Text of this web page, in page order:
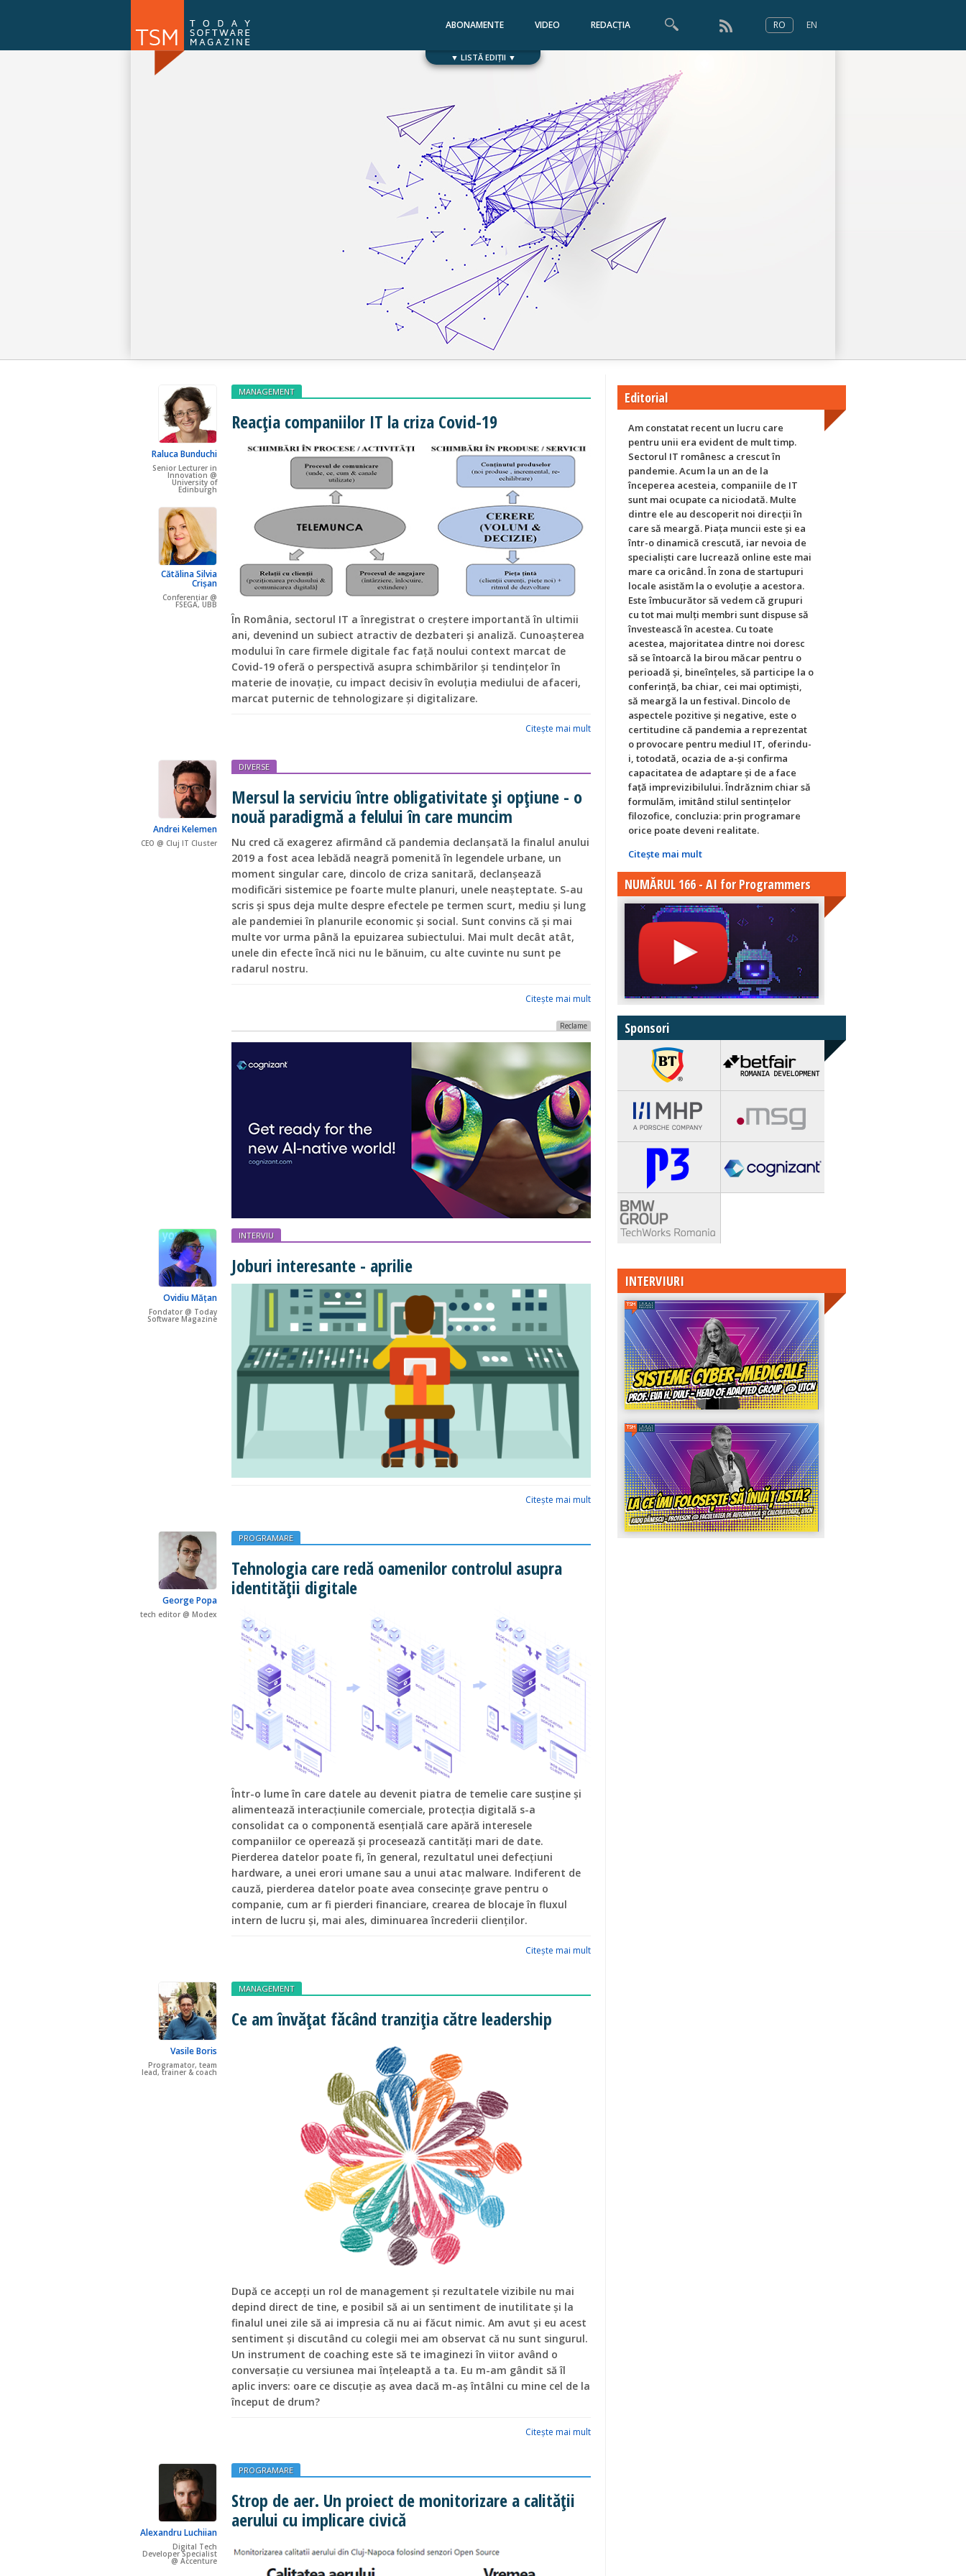
ABONAMENTE VIDEO REDACȚIA RO EN
▼ LISTĂ EDIȚII ▼
Raluca Bunduchi
Senior Lecturer in
Innovation @
University of
Edinburgh
Cătălina Silvia
Crișan
Conferențiar @
FSEGA, UBB
MANAGEMENT
Reacția companiilor IT la criza Covid-19
În România, sectorul IT a înregistrat o creștere importantă în ultimii
ani, devenind un subiect atractiv de dezbateri și analiză. Cunoașterea
modului în care firmele digitale fac față noului context marcat de
Covid-19 oferă o perspectivă asupra schimbărilor și tendințelor în
materie de inovație, cu impact decisiv în evoluția mediului de afaceri,
marcat puternic de tehnologizare și digitalizare.
Citeşte mai mult
Andrei Kelemen
CEO @ Cluj IT Cluster
DIVERSE
Mersul la serviciu între obligativitate și opțiune - o
nouă paradigmă a felului în care muncim
Nu cred că exagerez afirmând că pandemia declanșată la finalul anului
2019 a fost acea lebădă neagră pomenită în legendele urbane, un
moment singular care, dincolo de criza sanitară, declanșează
modificări sistemice pe foarte multe planuri, unele neașteptate. S-au
scris și spus deja multe despre efectele pe termen scurt, mediu și lung
ale pandemiei în planurile economic și social. Sunt convins că și mai
multe vor urma până la epuizarea subiectului. Mai mult decât atât,
unele din efecte încă nici nu le bănuim, cu alte cuvinte nu sunt pe
radarul nostru.
Citeşte mai mult
Reclame
Ovidiu Mățan
Fondator @ Today
Software Magazine
INTERVIU
Joburi interesante - aprilie
Citeşte mai mult
George Popa
tech editor @ Modex
PROGRAMARE
Tehnologia care redă oamenilor controlul asupra
identității digitale
Într-o lume în care datele au devenit piatra de temelie care susține și
alimentează interacțiunile comerciale, protecția digitală s-a
consolidat ca o componentă esențială care apără interesele
companiilor ce operează și procesează cantități mari de date.
Pierderea datelor poate fi, în general, rezultatul unei defecțiuni
hardware, a unei erori umane sau a unui atac malware. Indiferent de
cauză, pierderea datelor poate avea consecințe grave pentru o
companie, cum ar fi pierderi financiare, crearea de blocaje în fluxul
intern de lucru și, mai ales, diminuarea încrederii clienților.
Citeşte mai mult
Vasile Boris
Programator, team
lead, trainer & coach
MANAGEMENT
Ce am învățat făcând tranziția către leadership
După ce accepți un rol de management și rezultatele vizibile nu mai
depind direct de tine, e posibil să ai un sentiment de inutilitate și la
finalul unei zile să ai impresia că nu ai făcut nimic. Am avut și eu acest
sentiment și discutând cu colegii mei am observat că nu sunt singurul.
Un instrument de coaching este să te imaginezi în viitor având o
conversație cu versiunea mai înțeleaptă a ta. Eu m-am gândit să îl
aplic invers: oare ce discuție aș avea dacă m-aș întâlni cu mine cel de la
început de drum?
Citeşte mai mult
Alexandru Luchiian
Digital Tech
Developer Specialist
@ Accenture
PROGRAMARE
Strop de aer. Un proiect de monitorizare a calității
aerului cu implicare civică
Editorial
Am constatat recent un lucru care
pentru unii era evident de mult timp.
Sectorul IT românesc a crescut în
pandemie. Acum la un an de la
începerea acesteia, companiile de IT
sunt mai ocupate ca niciodată. Multe
dintre ele au descoperit noi direcții în
care să meargă. Piața muncii este și ea
într-o dinamică crescută, iar nevoia de
specialiști care lucrează online este mai
mare ca oricând. În zona de startupuri
locale asistăm la o evoluție a acestora.
Este îmbucurător să vedem că grupuri
cu tot mai mulți membri sunt dispuse să
învestească în acestea. Cu toate
acestea, majoritatea dintre noi doresc
să se întoarcă la birou măcar pentru o
perioadă și, bineînțeles, să participe la o
conferință, ba chiar, cei mai optimiști,
să meargă la un festival. Dincolo de
aspectele pozitive și negative, este o
certitudine că pandemia a reprezentat
o provocare pentru mediul IT, oferindu-
i, totodată, ocazia de a-și confirma
capacitatea de adaptare și de a face
față imprevizibilului. Îndrăznim chiar să
formulăm, imitând stilul sentințelor
filozofice, concluzia: prin programare
orice poate deveni realitate.
Citeşte mai mult
NUMĂRUL 166 - AI for Programmers
Sponsori
INTERVIURI